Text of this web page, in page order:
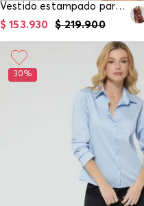
Vestido estampado para mujer
$ 219.900
$ 153.930
30%